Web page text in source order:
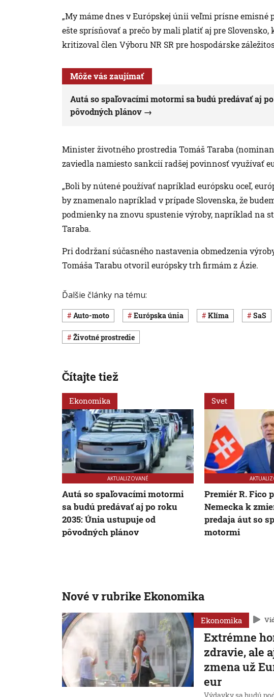
„My máme dnes v Európskej únii veľmi prísne emisné
ešte sprísňovať a prečo by mali platiť aj pre Slovensko,
kritizoval člen Výboru NR SR pre hospodárske
Môže vás zaujímať
Autá so spaľovacími motormi sa budú predávať aj
pôvodných plánov
Minister životného prostredia Tomáš Taraba
zaviedla namiesto sankcií radšej povinnosť využívať
„Boli by nútené používať napríklad európsku oceľ,
by znamenalo napríklad v prípade Slovenska, že
podmienky na znovu spustenie výroby, napríklad na
Taraba.
Pri dodržaní súčasného nastavenia obmedzenia
Tomáša Tarabu otvoril európsky trh firmám z Ázie.
Ďalšie články na tému:
auto-moto Európska únia klíma SaS
Životné prostredie
Čítajte tiež
Ekonomika
AKTUALIZOVANÉ
Autá so spaľovacími motormi
sa budú predávať aj po roku
2035: Únia ustupuje od
pôvodných plánov
Svet
Premiér R. Fico
Nemecka k
predaja áut so
motormi
Nové v rubrike Ekonomika
Ekonomika
Extrémne
zdravie, ale
zmena už
eur